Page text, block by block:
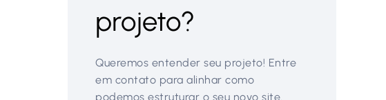
projeto?
Queremos entender seu projeto! Entre
em contato para alinhar como
podemos estruturar o seu novo site.